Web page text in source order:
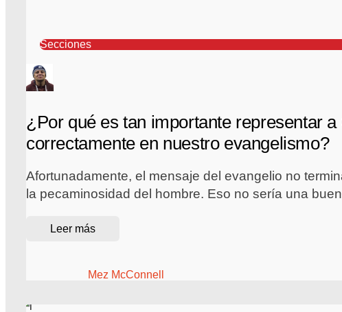
Secciones
¿Por qué es tan importante representar a
correctamente en nuestro evangelismo?
Afortunadamente, el mensaje del evangelio no
la pecaminosidad del hombre. Eso no sería una
Leer más
Mez McConnell